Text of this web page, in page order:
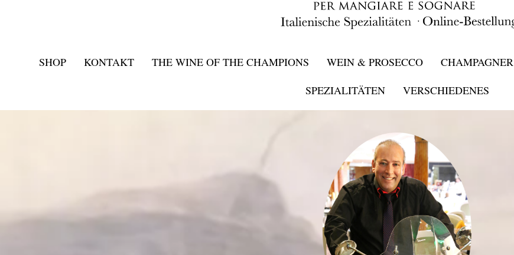
SHOP KONTAKT THE WINE OF THE CHAMPIONS WEIN & PROSECCO CHAMPAGNER
SPEZIALITÄTEN
VERSCHIEDENES